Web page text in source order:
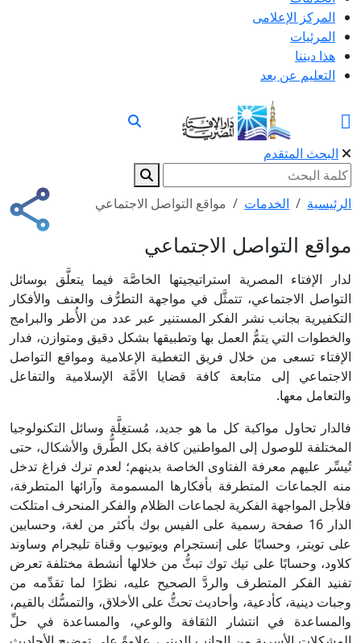
المركز الإعلامى
المرئيات
هذا ديننا
التعليم عن بعد
البحث المتقدم
الرئيسية الخدمات مواقع التواصل الاجتماعي
مواقع التواصل الاجتماعي
لدار الإفتاء المصرية استراتيجيتها الخاصَّة فيما يتعلَّق بوسائل
التواصل الاجتماعي، تتمثَّل في مواجهة التطرُّف والعنف والأفكار
التكفيرية بجانب نشر الفكر المستنير عبر عدد من الأُطر والبرامج
والخطوات التي يتمُّ العمل بها وتطبيقها بشكل دقيق ومتوازن، فدار
الإفتاء تسعى من خلال فريق التغطية الإعلامية ومواقع التواصل
الاجتماعي إلى متابعة كافة قضايا الأمَّة الإسلامية والتفاعل
والتعامل معها.
فالدار تحاول مواكبة كل ما هو جديد، مُستغِلَّة وسائل التكنولوجيا
المختلفة للوصول إلى المواطنين كافة بكل الطُّرق والأشكال، حتى
تُيسِّر عليهم معرفة الفتاوى الخاصة بدينهم؛ لعدم ترك فراغ تدخل
منه الجماعات المتطرفة بأفكارها المسمومة وآرائها المتطرفة،
فلأجل المواجهة الفكرية لجماعات الظلام والفكر المنحرف امتلكت
الدار 16 صفحة رسمية على الفيس بوك بأكثر من لغة، وحسابين
على تويتر، وحسابًا على إنستجرام ويوتيوب وقناة تليجرام وساوند
كلاود، وحسابًا على تيك توك تبثُّ من خلالها أنشطة مختلفة تعرض
تفنيد الفكر المتطرف والردَّ الصحيح عليه، نظرًا لما تقدِّمه من
وجبات دينية، كأدعية، وأحاديث تحثُّ على الأخلاق، والتمسُّك بالقيم،
والمساعدة في انتشار الثقافة والوعي، والمساعدة في حلِّ